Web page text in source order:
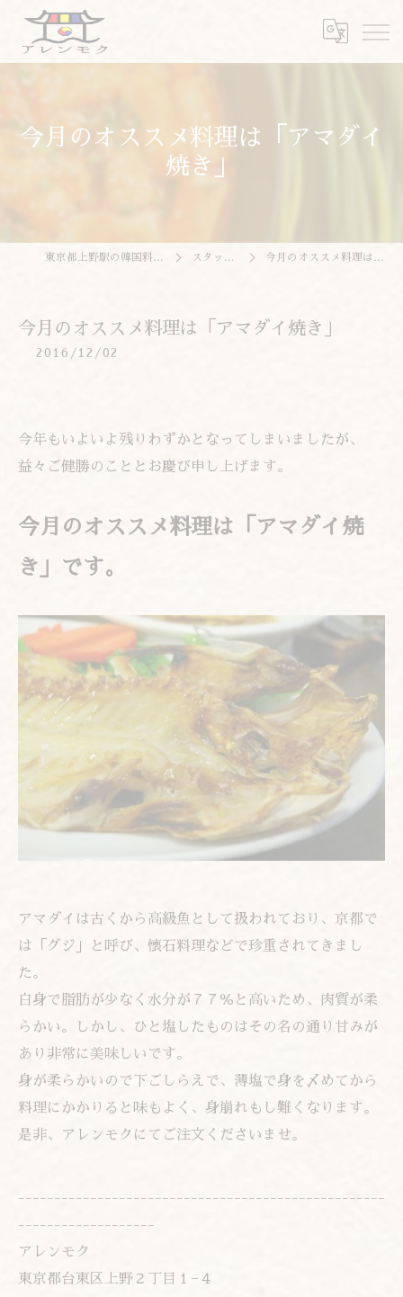
今月のオススメ料理は「アマダイ
焼き」
東京都上野駅の韓国料理ならアレンモク スタッフブログ 今月のオススメ料理は「アマダイ焼き」
今月のオススメ料理は「アマダイ焼き」
2016/12/02
今年もいよいよ残りわずかとなってしまいましたが、
益々ご健勝のこととお慶び申し上げます。
今月のオススメ料理は「アマダイ焼
き」です。
アマダイは古くから高級魚として扱われており、京都で
は「グジ」と呼び、懐石料理などで珍重されてきまし
た。
白身で脂肪が少なく水分が７７％と高いため、肉質が柔
らかい。しかし、ひと塩したものはその名の通り甘みが
あり非常に美味しいです。
身が柔らかいので下ごしらえで、薄塩で身を〆めてから
料理にかかりると味もよく、身崩れもし難くなります。
是非、アレンモクにてご注文くださいませ。
---------------------------------------------------
-------------------
アレンモク
東京都台東区上野２丁目１−４